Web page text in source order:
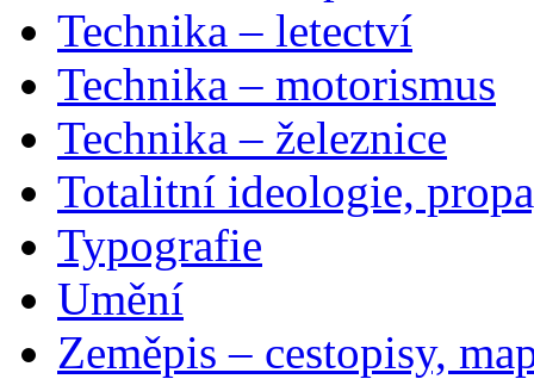
Technika – letectví
Technika – motorismus
Technika – železnice
Totalitní ideologie,
Typografie
Umění
Zeměpis – cestopisy,